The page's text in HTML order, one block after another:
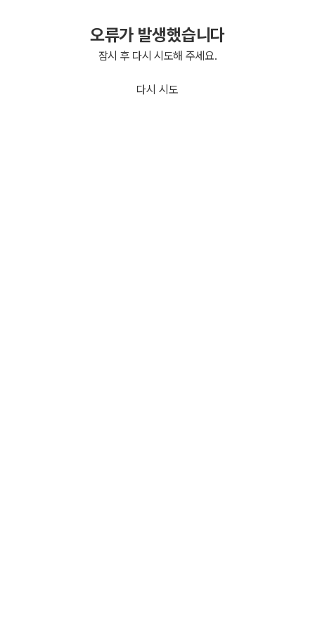
오류가 발생했습니다
잠시 후 다시 시도해 주세요.
다시 시도